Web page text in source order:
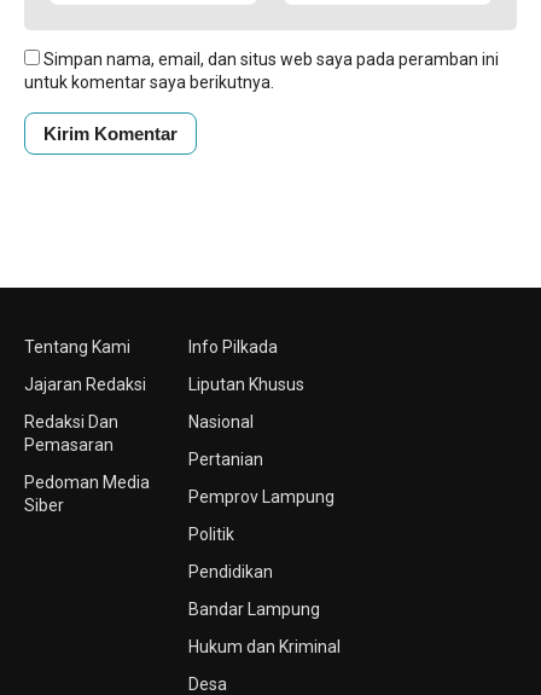
Simpan nama, email, dan situs web saya pada peramban ini
untuk komentar saya berikutnya.
Tentang Kami
Jajaran Redaksi
Redaksi Dan
Pemasaran
Pedoman Media
Siber
Info Pilkada
Liputan Khusus
Nasional
Pertanian
Pemprov Lampung
Politik
Pendidikan
Bandar Lampung
Hukum dan Kriminal
Desa